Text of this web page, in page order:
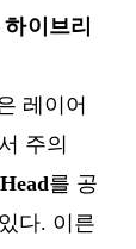
이브리
레이어
주의
를 공
다. 이른